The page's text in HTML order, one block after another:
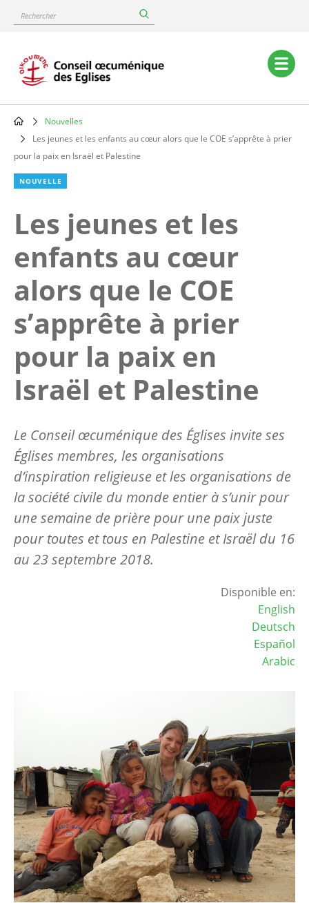
content
Rechercher
Main
navigation
Breadcrumb
Nouvelles
Les jeunes et les enfants au cœur alors que le COE s’apprête à prier
pour la paix en Israël et Palestine
NOUVELLE
Les jeunes et les
enfants au cœur
alors que le COE
s’apprête à prier
pour la paix en
Israël et Palestine
Le Conseil œcuménique des Églises invite ses
Églises membres, les organisations
d’inspiration religieuse et les organisations de
la société civile du monde entier à s’unir pour
une semaine de prière pour une paix juste
pour toutes et tous en Palestine et Israël du 16
au 23 septembre 2018.
Disponible en:
English
Deutsch
Español
Arabic